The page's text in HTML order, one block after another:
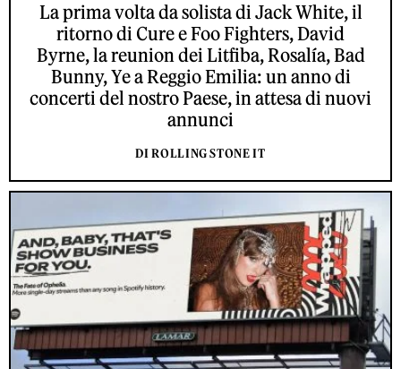
La prima volta da solista di Jack White, il
ritorno di Cure e Foo Fighters, David
Byrne, la reunion dei Litfiba, Rosalía, Bad
Bunny, Ye a Reggio Emilia: un anno di
concerti del nostro Paese, in attesa di nuovi
annunci
DI ROLLING STONE IT